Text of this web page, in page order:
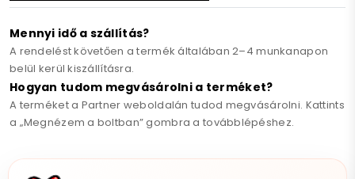
Mennyi idő a szállítás?
A rendelést követően a termék általában 2–4 munkanapon
belül kerül kiszállításra.
Hogyan tudom megvásárolni a terméket?
A terméket a Partner weboldalán tudod megvásárolni. Kattints
a „Megnézem a boltban” gombra a továbblépéshez.